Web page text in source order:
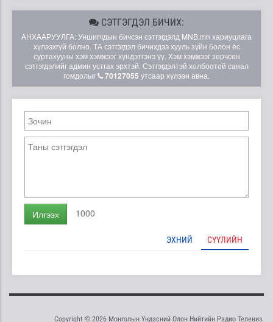
СЭТГЭГДЭЛ БИЧИХ:
АНХААРУУЛГА: Уншигчдын бичсэн сэтгэгдэлд MNB.mn хариуцлага
хүлээхгүй болно. ТА сэтгэгдэл бичихдээ хууль зүйн болон ёс
суртахууны хэм хэмжээг хүндэтгэнэ үү. Хэм хэмжээг зөрчсөн
сэтгэгдэлийг админ устгах эрхтэй. Сэтгэгдэлтэй холбоотой санал
гомдолыг
70127055 утсаар хүлээн авна.
Илгээх 1000
ЭХНИЙ СҮҮЛИЙН
Copyright © 2026 Монголын Үндэсний Олон Нийтийн Радио Телевиз.